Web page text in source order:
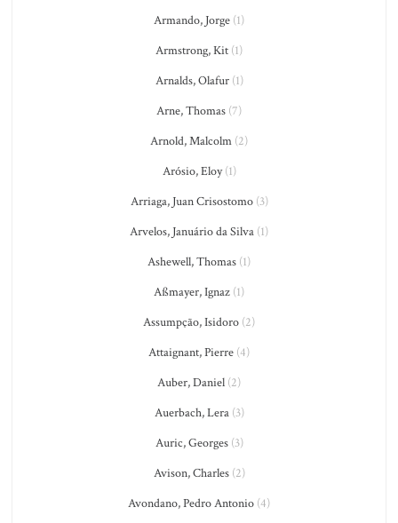
Armando, Jorge (1)
Armstrong, Kit (1)
Arnalds, Olafur(1)
Arne, Thomas (7)
Arnold, Malcolm (2)
Arósio, Eloy(1)
Arriaga, Juan Crisostomo(3)
Arvelos, Januário da Silva (1)
Ashewell, Thomas (1)
Aßmayer, Ignaz (1)
Assumpção, Isidoro (2)
Attaignant, Pierre (4)
Auber, Daniel (2)
Auerbach, Lera(3)
Auric, Georges(3)
Avison, Charles(2)
Avondano, Pedro Antonio (4)